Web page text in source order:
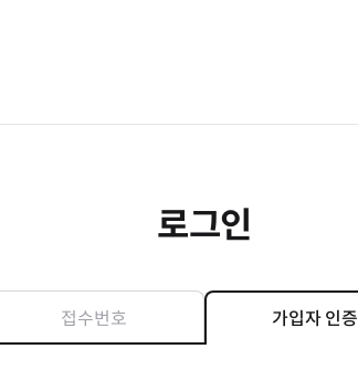
로그인
접수번호 가입자 인증